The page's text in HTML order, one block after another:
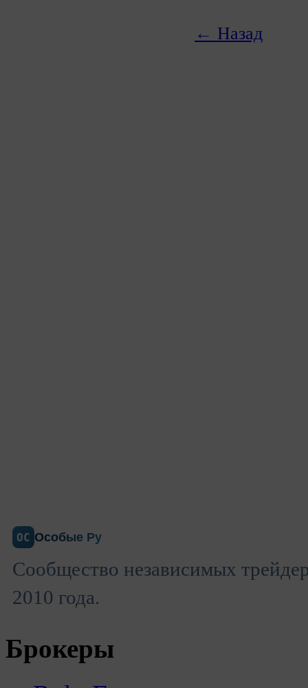
← Назад
ОС Особые Ру
Сообщество независимых
2010 года.
Брокеры